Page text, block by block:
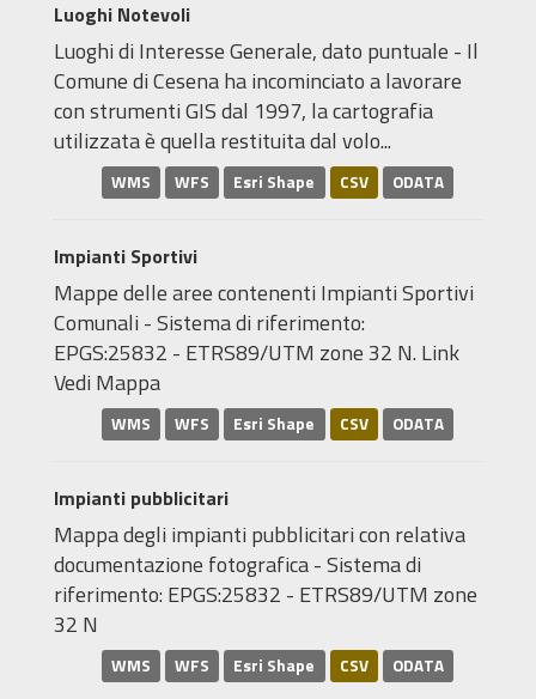
Luoghi Notevoli
Luoghi di Interesse Generale, dato puntuale - Il
Comune di Cesena ha incominciato a lavorare
con strumenti GIS dal 1997, la cartografia
utilizzata è quella restituita dal volo...
WMS WFS Esri Shape CSV ODATA
Impianti Sportivi
Mappe delle aree contenenti Impianti Sportivi
Comunali - Sistema di riferimento:
EPGS:25832 - ETRS89/UTM zone 32 N. Link
Vedi Mappa
WMS WFS Esri Shape CSV ODATA
Impianti pubblicitari
Mappa degli impianti pubblicitari con relativa
documentazione fotografica - Sistema di
riferimento: EPGS:25832 - ETRS89/UTM zone
32 N
WMS WFS Esri Shape CSV ODATA